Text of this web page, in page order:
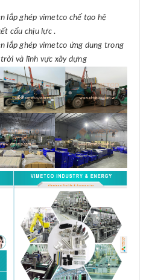
lắp ghép vimetco chế tạo hệ
cấu chịu lực .
lắp ghép vimetco ứng dung trong
và lĩnh vực xây dựng